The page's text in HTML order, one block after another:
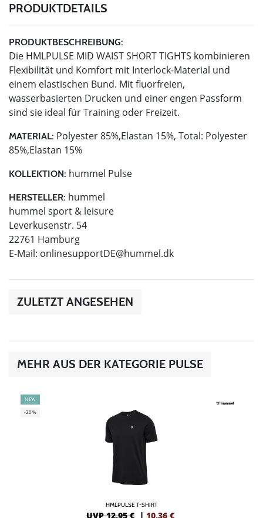
PRODUKTDETAILS
PRODUKTBESCHREIBUNG:
Die HMLPULSE MID WAIST SHORT TIGHTS kombinieren
Flexibilität und Komfort mit Interlock-Material und
einem elastischen Bund. Mit fluorfreien,
wasserbasierten Drucken und einer engen Passform
sind sie ideal für Training oder Freizeit.
MATERIAL: Polyester 85%,Elastan 15%, Total: Polyester
85%,Elastan 15%
KOLLEKTION: hummel Pulse
HERSTELLER: hummel
hummel sport & leisure
Leverkusenstr. 54
22761 Hamburg
E-Mail: onlinesupportDE@hummel.dk
ZULETZT ANGESEHEN
MEHR AUS DER KATEGORIE PULSE
NEW
-20%
HMLPULSE T-SHIRT
UVP 12,95 € | 10,36 €